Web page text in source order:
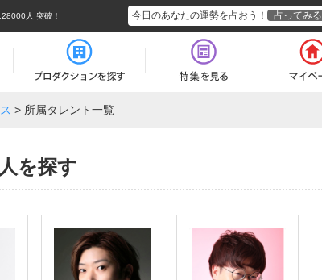
人 突破！ 今日のあなたの運勢を占おう！ 占ってみる
> 所属タレント一覧
を探す